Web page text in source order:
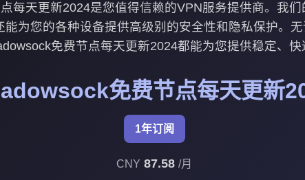
每天更新2024是您值得信赖的VPN服务提供商。我
能为您的各种设备提供高级别的安全性和隐私保护。
免费节点每天更新2024都能为您提供稳定、快
免费节点每天更新
1年订阅
CNY 87.58 /月